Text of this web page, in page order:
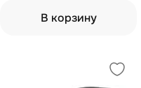
В корзину